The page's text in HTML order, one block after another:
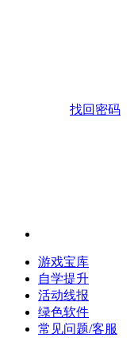
找回密码
游戏宝库
自学提升
活动线报
绿色软件
常见问题/客服